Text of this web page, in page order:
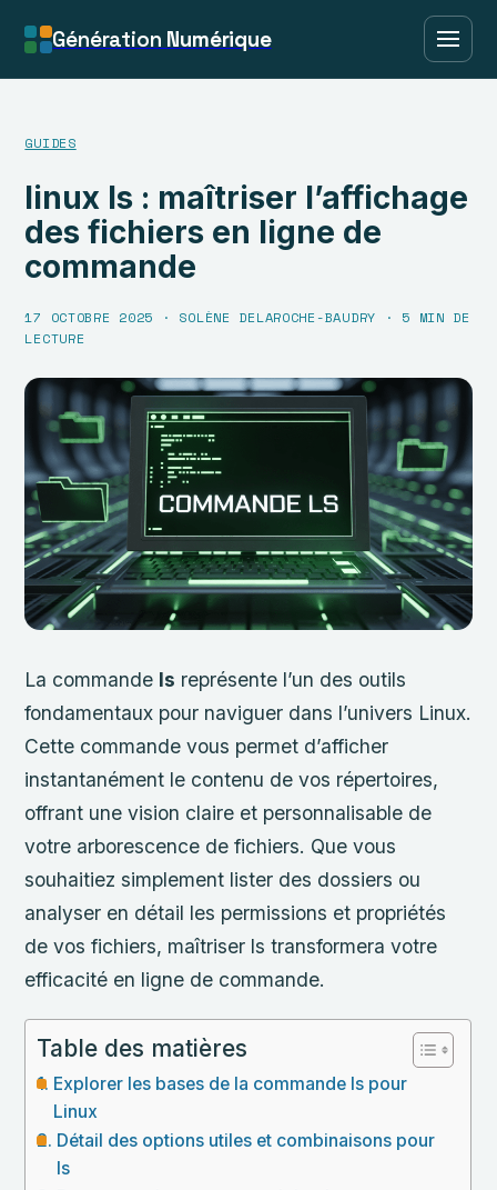
Génération Numérique
GUIDES
linux ls : maîtriser l’affichage
des fichiers en ligne de
commande
17 OCTOBRE 2025 · SOLÈNE DELAROCHE-BAUDRY ·
5 MIN DE
LECTURE
La commande ls représente l’un des outils
fondamentaux pour naviguer dans l’univers Linux.
Cette commande vous permet d’afficher
instantanément le contenu de vos répertoires,
offrant une vision claire et personnalisable de
votre arborescence de fichiers. Que vous
souhaitiez simplement lister des dossiers ou
analyser en détail les permissions et propriétés
de vos fichiers, maîtriser ls transformera votre
efficacité en ligne de commande.
Table des matières
Explorer les bases de la commande ls pour
Linux
Détail des options utiles et combinaisons pour
ls